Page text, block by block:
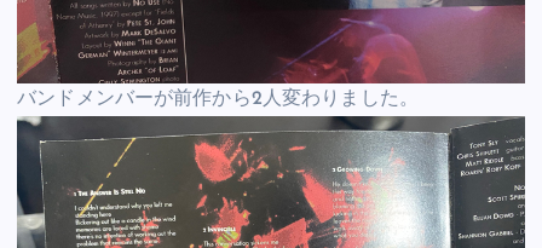
バンドメンバーが前作から2人変わりました。